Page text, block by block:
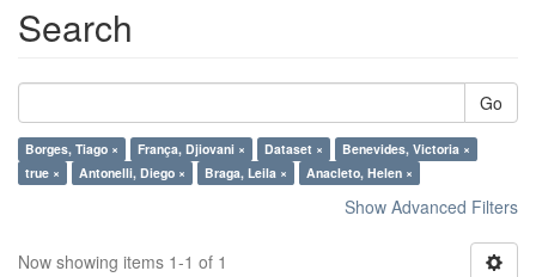
Search
Go
Borges, Tiago × França, Djiovani × Dataset ×
Benevides, Victoria ×
true ×
Antonelli, Diego × Braga, Leila × Anacleto, Helen ×
Show Advanced Filters
Now showing items 1-1 of 1